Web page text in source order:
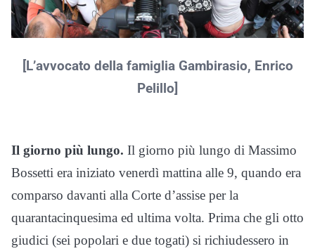
[L’avvocato della famiglia Gambirasio, Enrico
Pelillo]
Il giorno più lungo. Il giorno più lungo di Massimo
Bossetti era iniziato venerdì mattina alle 9, quando era
comparso davanti alla Corte d’assise per la
quarantacinquesima ed ultima volta. Prima che gli otto
giudici (sei popolari e due togati) si richiudessero in